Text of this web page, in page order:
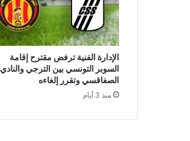
الإدارة الفنية ترفض مقترح إقامة
السوبر التونسي بين الترجي والنادي
الصفاقسي وتقرر إلغاءه
منذ 3 أيام